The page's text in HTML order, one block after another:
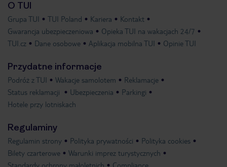
O TUI
Grupa TUI TUI Poland Kariera
Kontakt
Gwarancja ubezpieczeniowa
Opieka TUI na wakacjach 24/7
TUI.cz
Dane osobowe Aplikacja mobilna TUI Opinie TUI
Przydatne informacje
Podróż z TUI Wakacje samolotem
Reklamacje
Status reklamacji
Ubezpieczenia
Parkingi
Hotele przy lotniskach
Regulaminy
Regulamin strony Polityka prywatności
Polityka cookies
Bilety czarterowe
Warunki imprez turystycznych
Standardy ochrony małoletnich
Compliance